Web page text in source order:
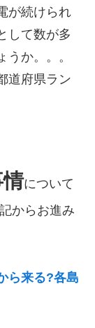
が続けられ
して数が多
か。。。
道府県ラン
について
からお進み
ら来る?各島